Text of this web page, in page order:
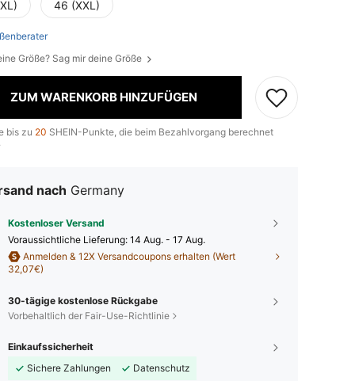
46 (XXL)
Größe? Sag mir deine Größe
ZUM WARENKORB HINZUFÜGEN
bis zu 20 SHEIN-Punkte, die beim Bezahlvorgang berechnet
nach Germany
Kostenloser Versand
Voraussichtliche Lieferung: 14 Aug. - 17 Aug.
Anmelden & 12X Versandcoupons erhalten (Wert
32,07€)
30-tägige kostenlose Rückgabe
Vorbehaltlich der Fair-Use-Richtlinie
Einkaufssicherheit
Sichere Zahlungen
Datenschutz